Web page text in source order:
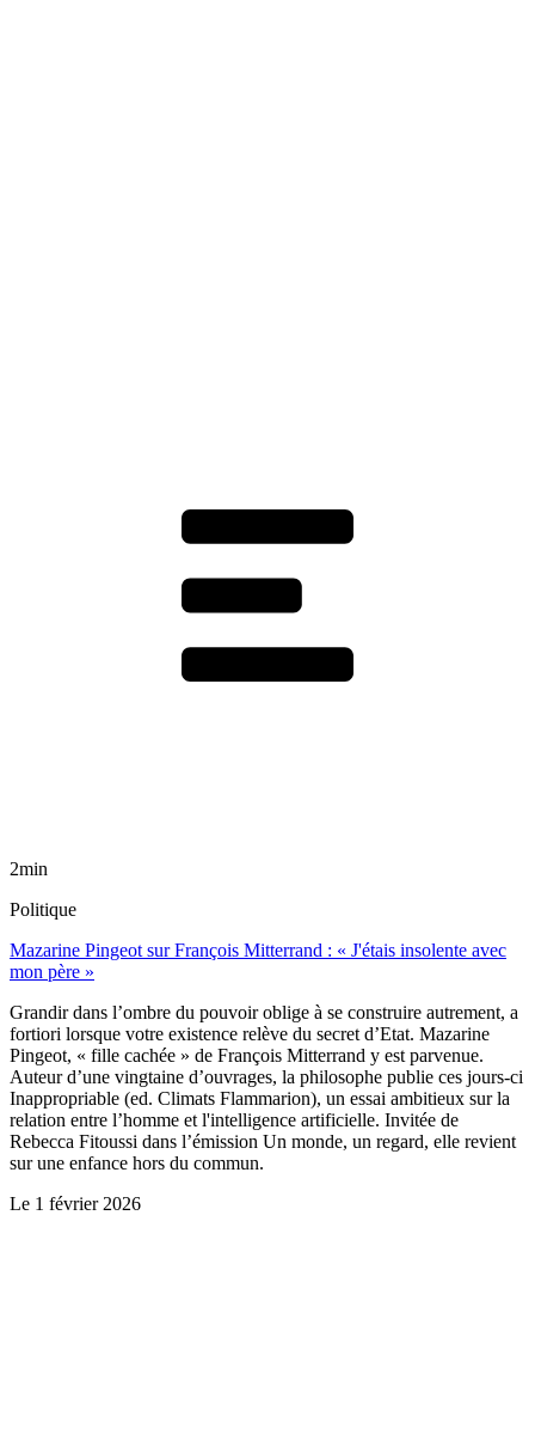
2min
Politique
Mazarine Pingeot sur François Mitterrand : « J'étais insolente avec
mon père »
Grandir dans l’ombre du pouvoir oblige à se construire autrement, a
fortiori lorsque votre existence relève du secret d’Etat. Mazarine
Pingeot, « fille cachée » de François Mitterrand y est parvenue.
Auteur d’une vingtaine d’ouvrages, la philosophe publie ces jours-ci
Inappropriable (ed. Climats Flammarion), un essai ambitieux sur la
relation entre l’homme et l'intelligence artificielle. Invitée de
Rebecca Fitoussi dans l’émission Un monde, un regard, elle revient
sur une enfance hors du commun.
Le 1 février 2026